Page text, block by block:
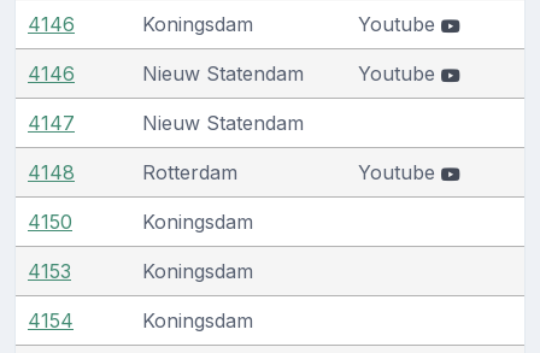
4146 Koningsdam Youtube
4146 Nieuw Statendam Youtube
4147 Nieuw Statendam
4148 Rotterdam Youtube
4150 Koningsdam
4153 Koningsdam
4154 Koningsdam